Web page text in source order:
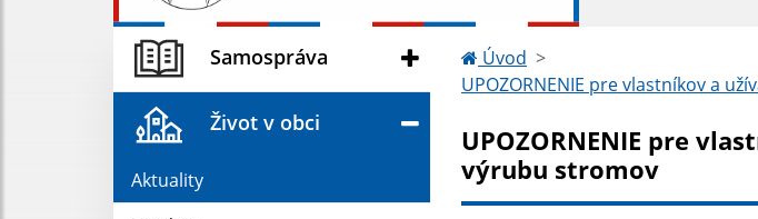
Samospráva
Život v obci
Aktuality
Úvod
UPOZORNENIE pre vlastníkov a
UPOZORNENIE pre
výrubu stromov